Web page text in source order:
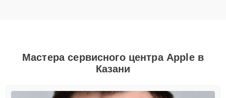
Мастера сервисного центра Apple в
Казани